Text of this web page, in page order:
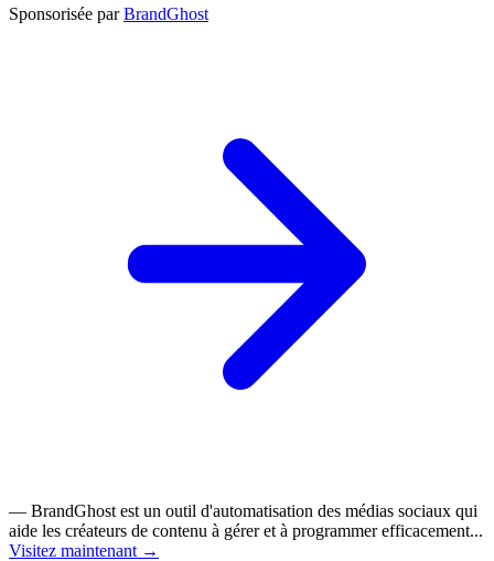
Sponsorisée par BrandGhost
— BrandGhost est un outil d'automatisation des médias sociaux qui
aide les créateurs de contenu à gérer et à programmer efficacement...
Visitez maintenant →